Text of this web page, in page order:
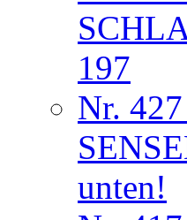
197
Nr.
unten!